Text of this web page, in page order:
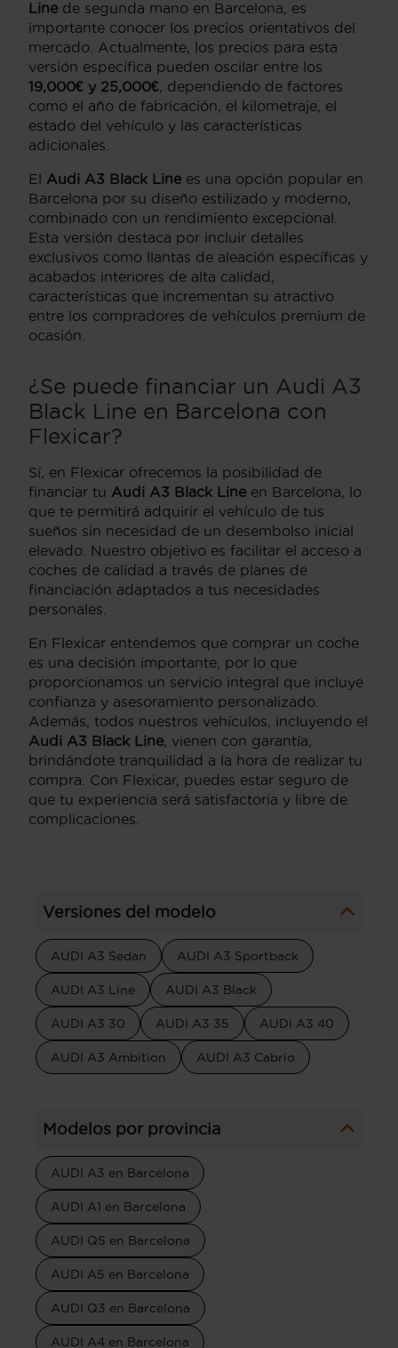
Line de segunda mano en Barcelona, es
importante conocer los precios orientativos del
mercado. Actualmente, los precios para esta
versión específica pueden oscilar entre los
19,000€ y 25,000€ , dependiendo de factores
como el año de fabricación, el kilometraje, el
estado del vehículo y las características
adicionales.
El Audi A3 Black Line es una opción popular en
Barcelona por su diseño estilizado y moderno,
combinado con un rendimiento excepcional.
Esta versión destaca por incluir detalles
exclusivos como llantas de aleación específicas y
acabados interiores de alta calidad,
características que incrementan su atractivo
entre los compradores de vehículos premium de
ocasión.
¿Se puede financiar un Audi A3
Black Line en Barcelona con
Flexicar?
Sí, en Flexicar ofrecemos la posibilidad de
financiar tu Audi A3 Black Line en Barcelona, lo
que te permitirá adquirir el vehículo de tus
sueños sin necesidad de un desembolso inicial
elevado. Nuestro objetivo es facilitar el acceso a
coches de calidad a través de planes de
financiación adaptados a tus necesidades
personales.
En Flexicar entendemos que comprar un coche
es una decisión importante, por lo que
proporcionamos un servicio integral que incluye
confianza y asesoramiento personalizado.
Además, todos nuestros vehículos, incluyendo el
Audi A3 Black Line , vienen con garantía,
brindándote tranquilidad a la hora de realizar tu
compra. Con Flexicar, puedes estar seguro de
que tu experiencia será satisfactoria y libre de
complicaciones.
Versiones del modelo
AUDI A3 Sedan AUDI A3 Sportback
AUDI A3 Line AUDI A3 Black
AUDI A3 30 AUDI A3 35 AUDI A3 40
AUDI A3 Ambition AUDI A3 Cabrio
Modelos por provincia
AUDI A3 en Barcelona
AUDI A1 en Barcelona
AUDI Q5 en Barcelona
AUDI A5 en Barcelona
AUDI Q3 en Barcelona
AUDI A4 en Barcelona